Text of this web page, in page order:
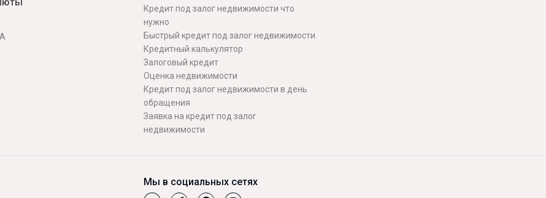
Кредит под залог недвижимости что
нужно
Быстрый кредит под залог недвижимости
Кредитный калькулятор
Залоговый кредит
Оценка недвижимости
Кредит под залог недвижимости в день
обращения
Заявка на кредит под залог
недвижимости
Мы в социальных сетях